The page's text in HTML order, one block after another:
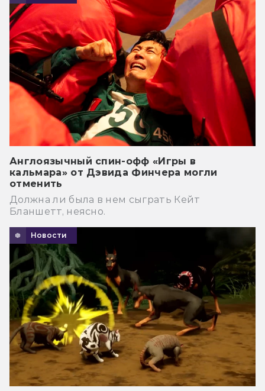
Англоязычный спин-офф «Игры в
кальмара» от Дэвида Финчера могли
отменить
Должна ли была в нем сыграть Кейт
Бланшетт, неясно.
Новости